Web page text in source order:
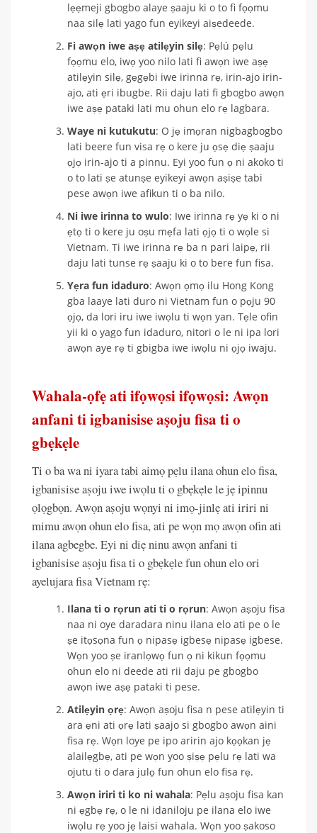
lẹẹmeji gbogbo alaye ṣaaju ki o to fi fọọmu
naa silẹ lati yago fun eyikeyi aiṣedeede.
Fi awọn iwe aṣẹ atilẹyin silẹ: Pẹlú pẹlu
fọọmu elo, iwọ yoo nilo lati fi awọn iwe aṣẹ
atilẹyin silẹ, gẹgẹbi iwe irinna rẹ, irin-ajo irin-
ajo, ati ẹri ibugbe. Rii daju lati fi gbogbo awọn
iwe aṣẹ pataki lati mu ohun elo rẹ lagbara.
Waye ni kutukutu: O jẹ imọran nigbagbogbo
lati beere fun visa rẹ o kere ju ọsẹ diẹ ṣaaju
ọjọ irin-ajo ti a pinnu. Eyi yoo fun ọ ni akoko ti
o to lati ṣe atunṣe eyikeyi awọn aṣiṣe tabi
pese awọn iwe afikun ti o ba nilo.
Ni iwe irinna to wulo: Iwe irinna rẹ yẹ ki o ni
ẹtọ ti o kere ju oṣu mẹfa lati ọjọ ti o wọle si
Vietnam. Ti iwe irinna rẹ ba n pari laipẹ, rii
daju lati tunse rẹ ṣaaju ki o to bere fun fisa.
Yẹra fun idaduro: Awọn ọmọ ilu Hong Kong
gba laaye lati duro ni Vietnam fun o pọju 90
ọjọ, da lori iru iwe iwọlu ti wọn yan. Tẹle ofin
yii ki o yago fun idaduro, nitori o le ni ipa lori
awọn aye rẹ ti gbigba iwe iwọlu ni ọjọ iwaju.
Wahala-ọfẹ ati ifọwọsi ifọwọsi: Awọn
anfani ti igbanisise aṣoju fisa ti o
gbẹkẹle
Ti o ba wa ni iyara tabi aimọ pẹlu ilana ohun elo fisa,
igbanisise aṣoju iwe iwọlu ti o gbẹkẹle le jẹ ipinnu
ọlọgbọn. Awọn aṣoju wọnyi ni imọ-jinlẹ ati iriri ni
mimu awọn ohun elo fisa, ati pe wọn mọ awọn ofin ati
ilana agbegbe. Eyi ni diẹ ninu awọn anfani ti
igbanisise aṣoju fisa ti o gbẹkẹle fun ohun elo ori
ayelujara fisa Vietnam rẹ:
Ilana ti o rọrun ati ti o rọrun: Awọn aṣoju fisa
naa ni oye daradara ninu ilana elo ati pe o le
ṣe itọsọna fun ọ nipasẹ igbesẹ nipasẹ igbese.
Wọn yoo ṣe iranlọwọ fun ọ ni kikun fọọmu
ohun elo ni deede ati rii daju pe gbogbo
awọn iwe aṣẹ pataki ti pese.
Atilẹyin ọrẹ: Awọn aṣoju fisa n pese atilẹyin ti
ara ẹni ati ọrẹ lati ṣaajo si gbogbo awọn aini
fisa rẹ. Wọn loye pe ipo aririn ajo kọọkan jẹ
alailẹgbẹ, ati pe wọn yoo ṣiṣẹ pẹlu rẹ lati wa
ojutu ti o dara julọ fun ohun elo fisa rẹ.
Awọn iriri ti ko ni wahala: Pẹlu aṣoju fisa kan
ni ẹgbẹ rẹ, o le ni idaniloju pe ilana elo iwe
iwọlu rẹ yoo jẹ laisi wahala. Wọn yoo ṣakoso